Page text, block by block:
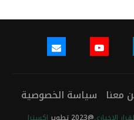
معنا سياسة الخصوصية